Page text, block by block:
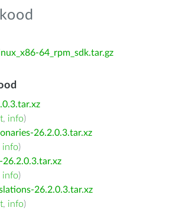
64_rpm_sdk.tar.gz
, info)
26.2.0.3.tar.xz
info)
26.2.0.3.tar.xz
info)
26.2.0.3.tar.xz
, info)